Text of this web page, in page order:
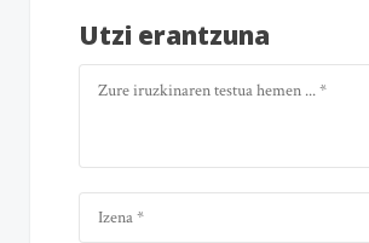
Utzi erantzuna